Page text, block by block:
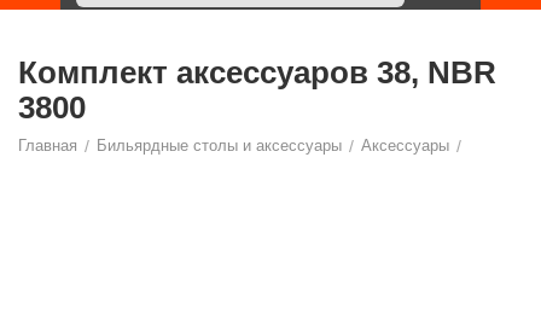
Комплект аксессуаров 38, NBR
3800
Главная / Бильярдные столы и аксессуары / Аксессуары /